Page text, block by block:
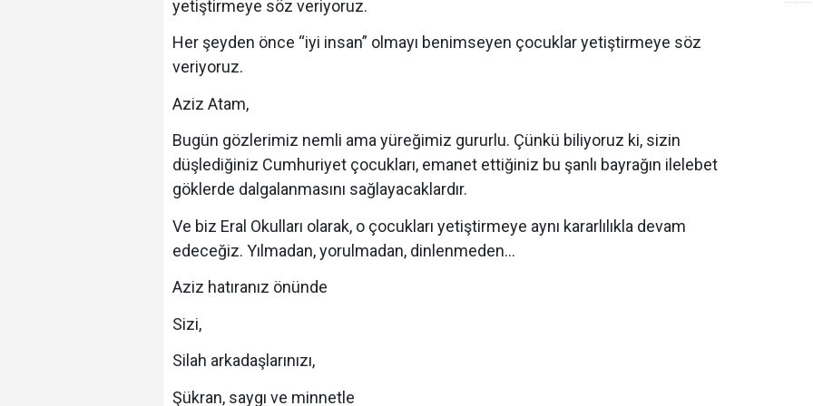
yetiştirmeye söz veriyoruz.
Her şeyden önce “iyi insan” olmayı benimseyen çocuklar yetiştirmeye söz
veriyoruz.
Aziz Atam,
Bugün gözlerimiz nemli ama yüreğimiz gururlu. Çünkü biliyoruz ki, sizin
düşlediğiniz Cumhuriyet çocukları, emanet ettiğiniz bu şanlı bayrağın ilelebet
göklerde dalgalanmasını sağlayacaklardır.
Ve biz Eral Okulları olarak, o çocukları yetiştirmeye aynı kararlılıkla devam
edeceğiz. Yılmadan, yorulmadan, dinlenmeden...
Aziz hatıranız önünde
Sizi,
Silah arkadaşlarınızı,
Şükran, saygı ve minnetle